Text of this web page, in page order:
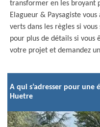
transformer en les broyant
Elagueur & Paysagiste
verts dans les règles si
pour plus de détails si vous
votre projet et demandez
A qui s’adresser pour une
Huetre